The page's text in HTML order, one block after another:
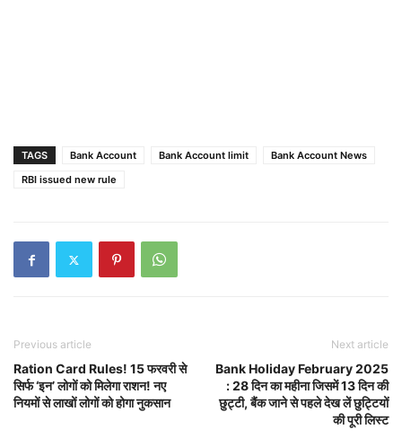
TAGS Bank Account Bank Account limit
Bank Account News
RBI issued new rule
Previous article
Ration Card Rules! 15 फरवरी से
सिर्फ ‘इन’ लोगों को मिलेगा राशन! नए
नियमों से लाखों लोगों को होगा नुकसान
Next article
Bank Holiday February 2025
: 28 दिन का महीना जिसमें 13 दिन की
छुट्टी, बैंक जाने से पहले देख लें छुट्टियों
की पूरी लिस्ट